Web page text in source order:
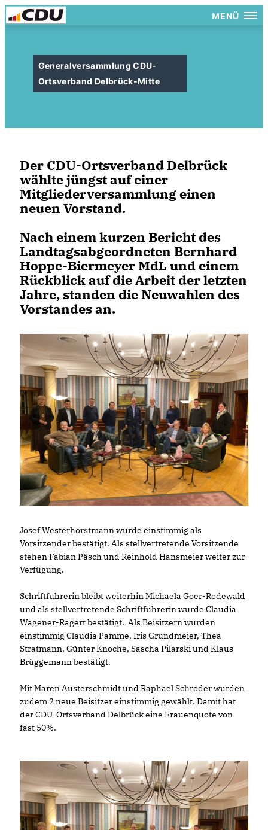
MENÜ
Generalversammlung CDU-
Ortsverband Delbrück-Mitte
Der CDU-Ortsverband Delbrück
wählte jüngst auf einer
Mitgliederversammlung einen
neuen Vorstand.
Nach einem kurzen Bericht des
Landtagsabgeordneten Bernhard
Hoppe-Biermeyer MdL und einem
Rückblick auf die Arbeit der letzten
Jahre, standen die Neuwahlen des
Vorstandes an.
Josef Westerhorstmann wurde einstimmig als
Vorsitzender bestätigt. Als stellvertretende Vorsitzende
stehen Fabian Päsch und Reinhold Hansmeier weiter zur
Verfügung.
Schriftführerin bleibt weiterhin Michaela Goer-Rodewald
und als stellvertretende Schriftführerin wurde Claudia
Wagener-Ragert bestätigt. Als Beisitzern wurden
einstimmig Claudia Pamme, Iris Grundmeier, Thea
Stratmann, Günter Knoche, Sascha Pilarski und Klaus
Brüggemann bestätigt.
Mit Maren Austerschmidt und Raphael Schröder wurden
zudem 2 neue Beisitzer einstimmig gewählt. Damit hat
der CDU-Ortsverband Delbrück eine Frauenquote von
fast 50%.